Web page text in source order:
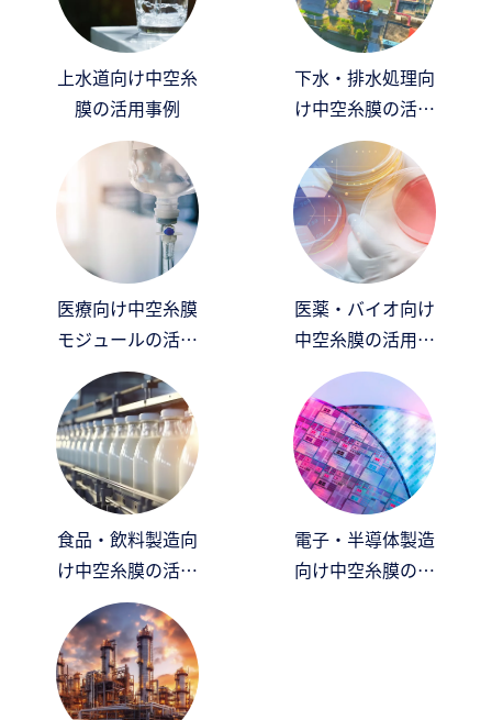
上水道向け中空糸
膜の活用事例
下水・排水処理向
け中空糸膜の活用
事例
医療向け中空糸膜
モジュールの活用
事例
医薬・バイオ向け
中空糸膜の活用事
例
食品・飲料製造向
け中空糸膜の活用
事例
電子・半導体製造
向け中空糸膜の活